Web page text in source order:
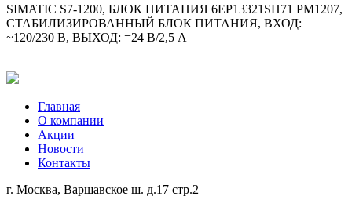
SIMATIC S7-1200, БЛОК ПИТАНИЯ 6EP13321SH71 PM1207,
СТАБИЛИЗИРОВАННЫЙ БЛОК ПИТАНИЯ, ВХОД:
~120/230 В, ВЫХОД: =24 В/2,5 A
Главная
О компании
Акции
Новости
Контакты
г. Москва, Варшавское ш. д.17 стр.2